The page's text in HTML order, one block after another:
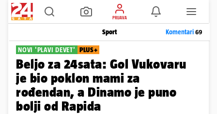
PRIJAVA
Sport Komentari69
NOVI 'PLAVI DEVET' PLUS+
Beljo za 24sata: Gol Vukovaru
je bio poklon mami za
rođendan, a Dinamo je puno
bolji od Rapida